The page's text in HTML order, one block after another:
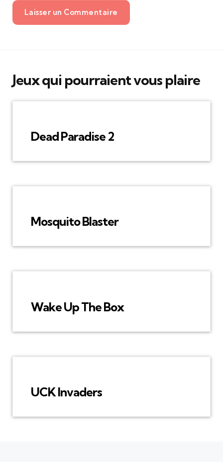
Laisser un Commentaire
Jeux qui pourraient vous plaire
Dead Paradise 2
Mosquito Blaster
Wake Up The Box
UCK Invaders